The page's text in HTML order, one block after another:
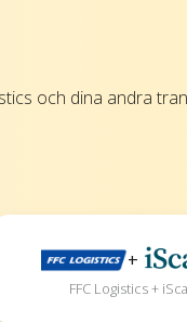
och dina andra
+
FFC Logistics +